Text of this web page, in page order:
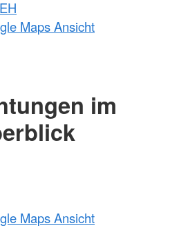
Maps Ansicht
im
Maps Ansicht